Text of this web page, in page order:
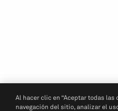
Al hacer clic en “Aceptar todas
navegación del sitio, analizar el